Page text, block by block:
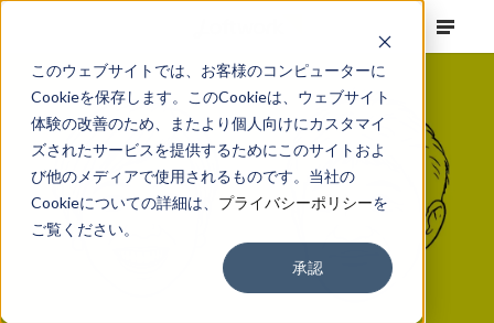
このウェブサイトでは、お客様のコンピューターに
Cookieを保存します。このCookieは、ウェブサイト
体験の改善のため、またより個人向けにカスタマイ
ズされたサービスを提供するためにこのサイトおよ
び他のメディアで使用されるものです。当社の
Cookieについての詳細は、 プライバシーポリシーを
ご覧ください。
承認